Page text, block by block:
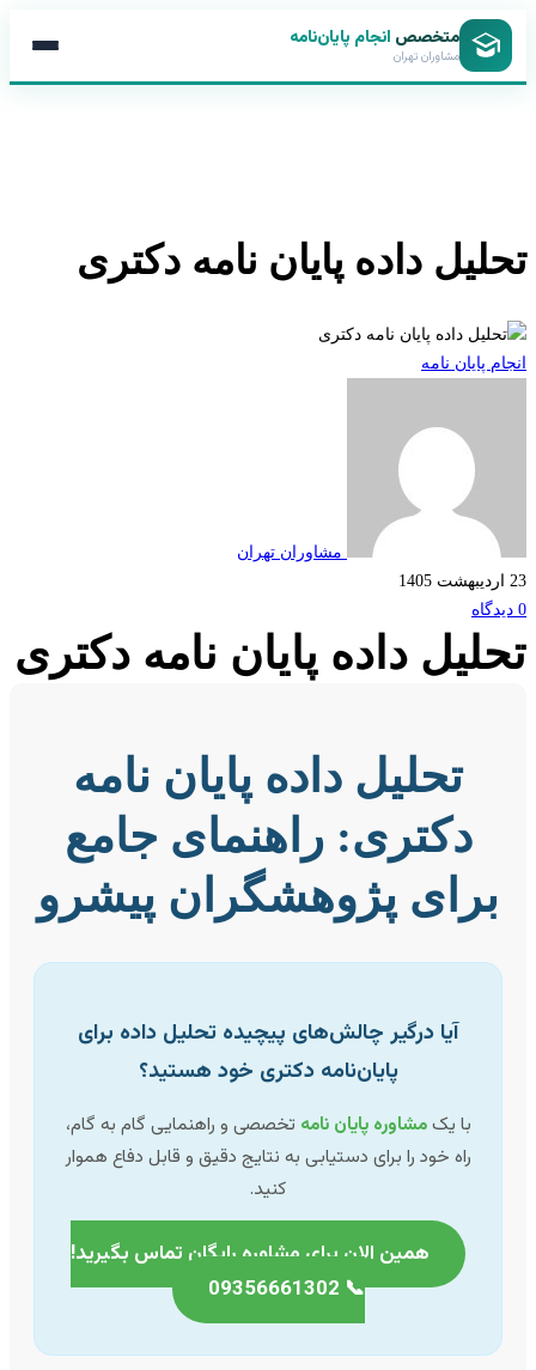
متخصصانجام پایان‌نامه
مشاوران تهران
داده پایان نامه دکتری
پایان نامه
مشاوران تهران
داده پایان نامه دکتری
تحلیل داده پایان نامه
دکتری: راهنمای جامع
برای پژوهشگران پیشرو
آیا درگیر چالش‌های پیچیده تحلیل داده برای
پایان‌نامه دکتری خود هستید؟
با یکمشاوره پایان نامهتخصصی و راهنمایی گام به گام،
راه خود را برای دستیابی به نتایج دقیق و قابل دفاع هموار
همین الان برای مشاوره رایگان تماس بگیرید!
📞 09356661302